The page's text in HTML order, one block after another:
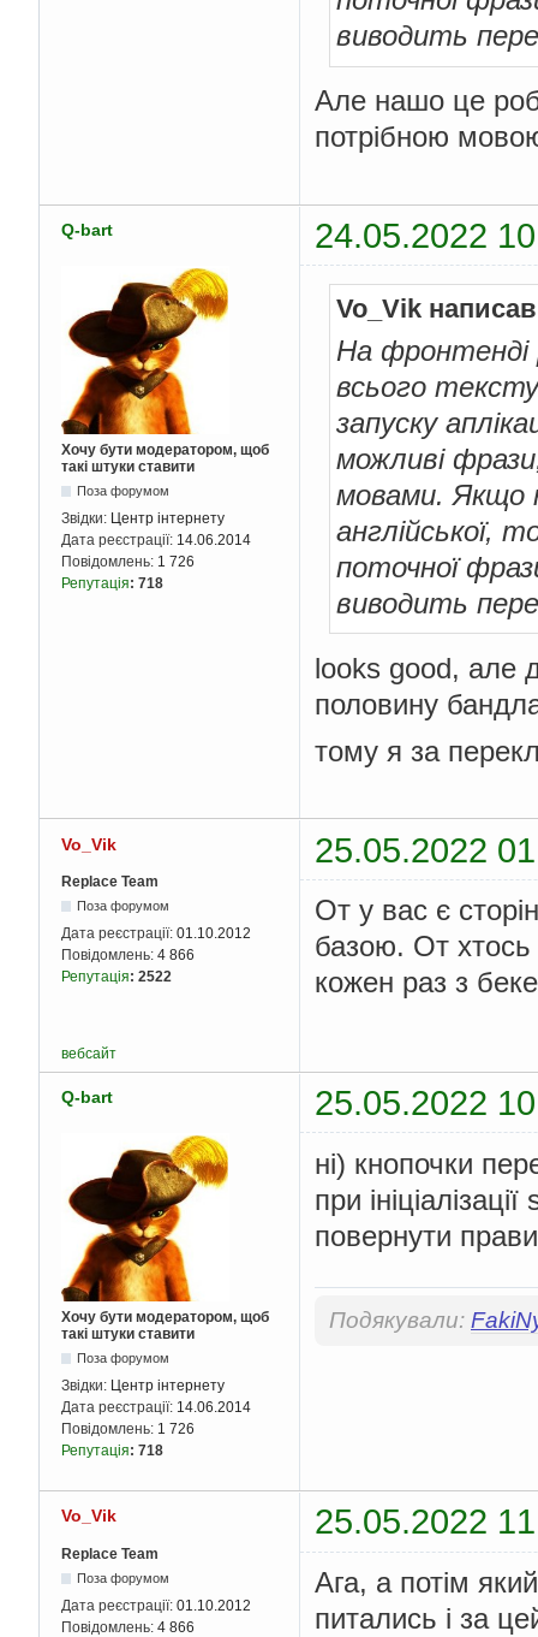
виводить
Але нашо це
потрібною
Q-bart 24.05.2022
Хочу бути модератором, щоб
такі штуки ставити
Поза форумом
Звідки: Центр інтернету
Дата реєстрації: 14.06.2014
Повідомлень: 1 726
Репутація: 718
Vo_Vik
На фронтенді
всього
запуску
можливі
мовами. Якщо
англійської,
поточної
виводить
looks good, але
половину
тому я за
Vo_Vik 25.05.2022
Replace Team
Поза форумом
Дата реєстрації: 01.10.2012
Повідомлень: 4 866
Репутація: 2522
От у вас є
базою. От хтось
кожен раз з
вебсайт
Q-bart 25.05.2022
Хочу бути модератором, щоб
такі штуки ставити
Поза форумом
Звідки: Центр інтернету
Дата реєстрації: 14.06.2014
Повідомлень: 1 726
Репутація: 718
ні) кнопочки
при
повернути
Подякували:
Vo_Vik 25.05.2022
Replace Team
Поза форумом
Дата реєстрації: 01.10.2012
Повідомлень: 4 866
Ага, а потім
питались і за